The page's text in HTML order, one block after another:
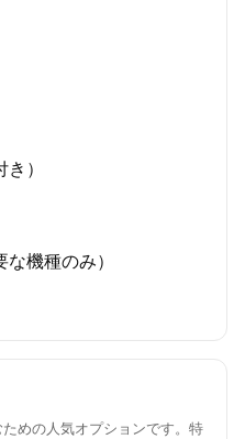
）
機種のみ）
めの人気オプションです。特